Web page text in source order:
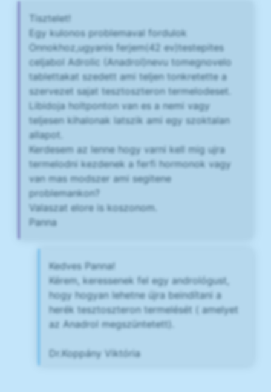
Tisztelet!
Egy kulonos problemaval fordulok
Onnokhoz,ugyanis ferjem(42 ev)testepites
celjabol Adrolic (Anadrol)nevu tomegnovelo
tablettakat szedett ami teljen tonkretette a
szervezet sajat tesztoszteron termelodeset.
Libidoja holtponton van es a nemi vagy
teljesen kihalonak latszik ami egy szoktalan
allapot.
Kerdesem az lenne hogy varni kell mig ujra
termelodni kezdenek a ferfi hormonok vagy
van mas modszer ami segitene
problemankon?
Valaszat elore is koszonom.
Panna
Kedves Panna!
Kérem, keressenek fel egy andrológust,
hogy hogyan lehetne újra beindítani a
herék tesztoszteron termelését ( amelyet
az Anadrol megszüntetett).
Dr.Koppány Viktória